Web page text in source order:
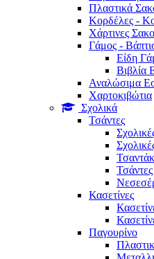
Πλαστικά
Kορδέλες -
Χάρτινες
Γάμος -
Είδη
Βιβλία
Αναλώσιμα
Χαρτοκιβώτια
Σχολικά
Τσάντες
Κασετίνες
Παγουρίνo